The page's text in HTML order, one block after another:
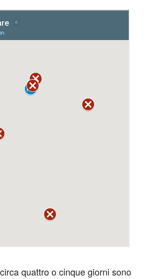
quattro o cinque giorni sono